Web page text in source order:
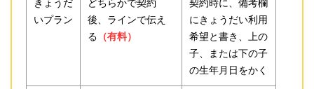
きょうだ
いプラン
どちらかで契約
後、ラインで伝え
る （有料）
契約時に、備考欄
にきょうだい利用
希望と書き、上の
子、または下の子
の生年月日をかく